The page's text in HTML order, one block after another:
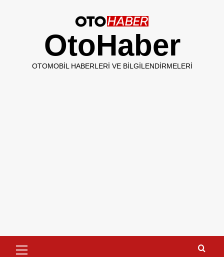
OtoHaber
OTOMOBIL HABERLERI VE BILGILENDIRMELERI